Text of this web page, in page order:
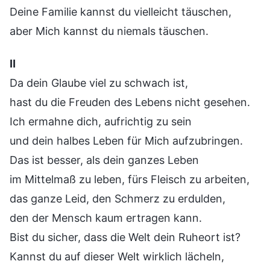
Deine Familie kannst du vielleicht täuschen,
aber Mich kannst du niemals täuschen.
Ⅱ
Da dein Glaube viel zu schwach ist,
hast du die Freuden des Lebens nicht gesehen.
Ich ermahne dich, aufrichtig zu sein
und dein halbes Leben für Mich aufzubringen.
Das ist besser, als dein ganzes Leben
im Mittelmaß zu leben, fürs Fleisch zu arbeiten,
das ganze Leid, den Schmerz zu erdulden,
den der Mensch kaum ertragen kann.
Bist du sicher, dass die Welt dein Ruheort ist?
Kannst du auf dieser Welt wirklich lächeln,